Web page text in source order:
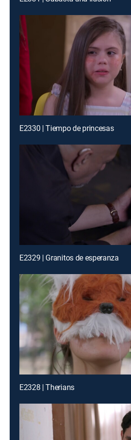
E2330 | Tiempo de princesas
E2329 | Granitos de esperanza
E2328 | Therians